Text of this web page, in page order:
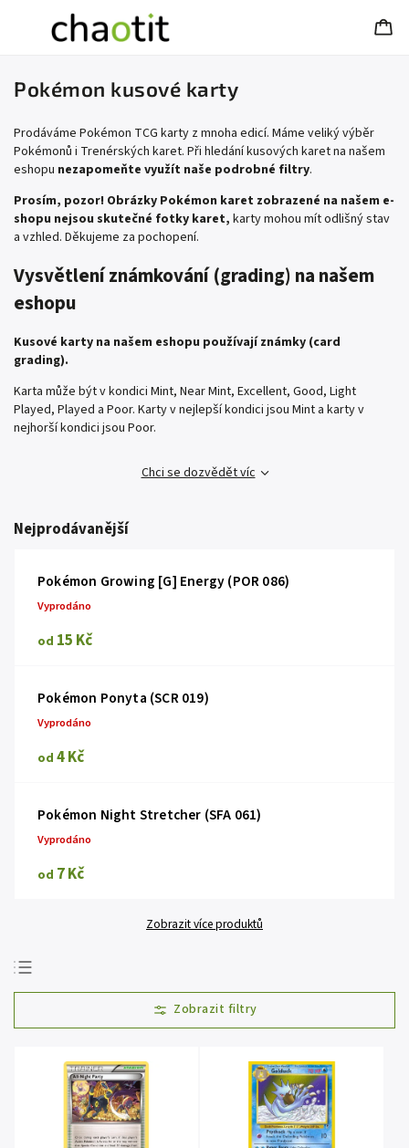
Pokémon kusové karty
Prodáváme Pokémon TCG karty z mnoha edicí. Máme veliký výběr
Pokémonů i Trenérských karet. Při hledání kusových karet na našem
eshopu nezapomeňte využít naše podrobné filtry.
Prosím, pozor! Obrázky Pokémon karet zobrazené na našem e-
shopu nejsou skutečné fotky karet, karty mohou mít odlišný stav
a vzhled. Děkujeme za pochopení.
Vysvětlení známkování (grading) na našem
eshopu
Kusové karty na našem eshopu používají známky (card
grading).
Karta může být v kondici Mint, Near Mint, Excellent, Good, Light
Played, Played a Poor. Karty v nejlepší kondici jsou Mint a karty v
nejhorší kondici jsou Poor.
Chci se dozvědět víc
Nejprodávanější
Pokémon Growing [G] Energy (POR 086)
Vyprodáno
od 15 Kč
Pokémon Ponyta (SCR 019)
Vyprodáno
od 4 Kč
Pokémon Night Stretcher (SFA 061)
Vyprodáno
od 7 Kč
Zobrazit více produktů
Doporučujeme
Nejlevnější
Nejprodávanější
Abecedně